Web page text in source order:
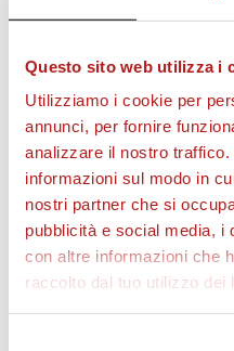
Questo sito web utilizza i
Utilizziamo i cookie per
annunci, per fornire
analizzare il nostro
informazioni sul modo in
nostri partner che si
pubblicità e social media, i
con altre informazioni che
raccolto dal tuo utilizzo dei